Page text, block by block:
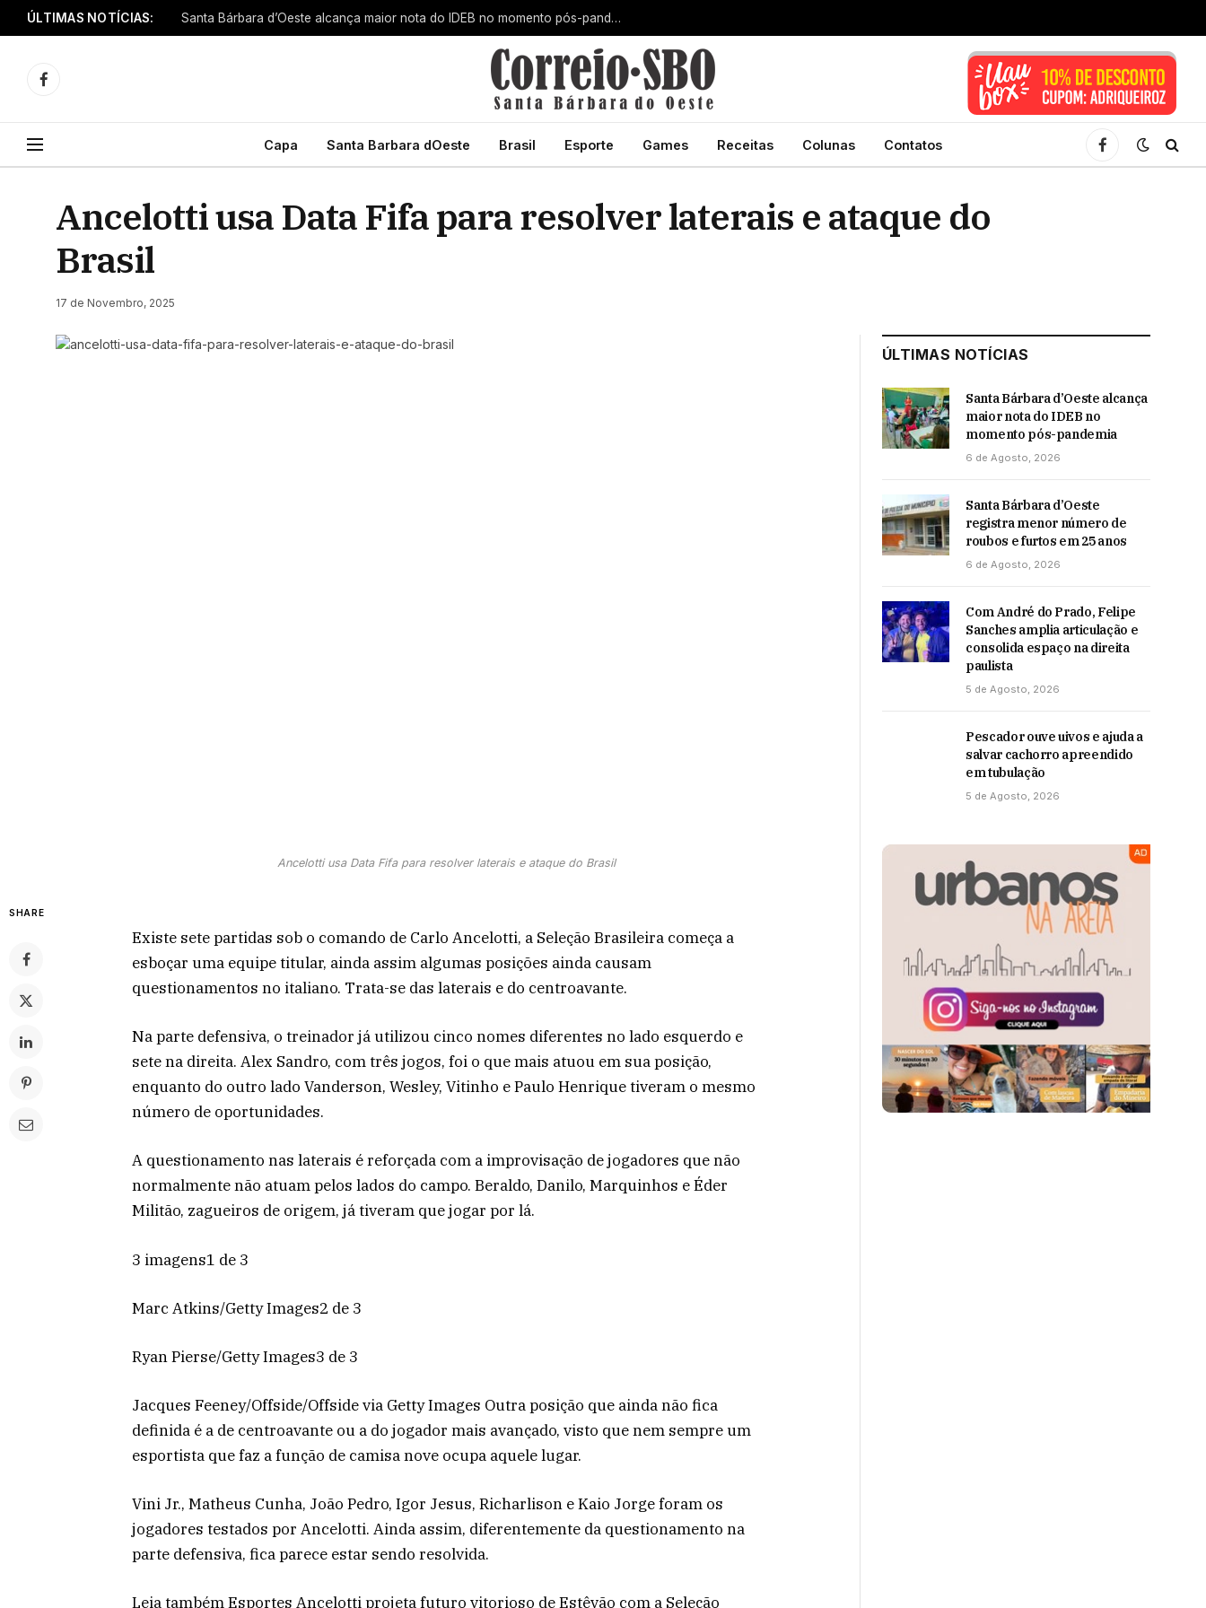
ÚLTIMAS NOTÍCIAS: Santa Bárbara d’Oeste alcança maior nota do IDEB no momento pós-pandemia
Facebook
Capa Santa Barbara dOeste Brasil Esporte Games Receitas Colunas Contatos
Facebook
Ancelotti usa Data Fifa para resolver laterais e ataque do
Brasil
17 de Novembro, 2025
Ancelotti usa Data Fifa para resolver laterais e ataque do Brasil
SHARE
Existe sete partidas sob o comando de Carlo Ancelotti, a Seleção Brasileira começa a
esboçar uma equipe titular, ainda assim algumas posições ainda causam
questionamentos no italiano. Trata-se das laterais e do centroavante.
Na parte defensiva, o treinador já utilizou cinco nomes diferentes no lado esquerdo e
sete na direita. Alex Sandro, com três jogos, foi o que mais atuou em sua posição,
enquanto do outro lado Vanderson, Wesley, Vitinho e Paulo Henrique tiveram o mesmo
número de oportunidades.
A questionamento nas laterais é reforçada com a improvisação de jogadores que não
normalmente não atuam pelos lados do campo. Beraldo, Danilo, Marquinhos e Éder
Militão, zagueiros de origem, já tiveram que jogar por lá.
3 imagens1 de 3
Marc Atkins/Getty Images2 de 3
Ryan Pierse/Getty Images3 de 3
Jacques Feeney/Offside/Offside via Getty Images Outra posição que ainda não fica
definida é a de centroavante ou a do jogador mais avançado, visto que nem sempre um
esportista que faz a função de camisa nove ocupa aquele lugar.
Vini Jr., Matheus Cunha, João Pedro, Igor Jesus, Richarlison e Kaio Jorge foram os
jogadores testados por Ancelotti. Ainda assim, diferentemente da questionamento na
parte defensiva, fica parece estar sendo resolvida.
Leia também Esportes Ancelotti projeta futuro vitorioso de Estêvão com a Seleção
ÚLTIMAS NOTÍCIAS
Santa Bárbara d’Oeste alcança
maior nota do IDEB no
momento pós-pandemia
6 de Agosto, 2026
Santa Bárbara d’Oeste
registra menor número de
roubos e furtos em 25 anos
6 de Agosto, 2026
Com André do Prado, Felipe
Sanches amplia articulação e
consolida espaço na direita
paulista
5 de Agosto, 2026
Pescador ouve uivos e ajuda a
salvar cachorro apreendido
em tubulação
5 de Agosto, 2026